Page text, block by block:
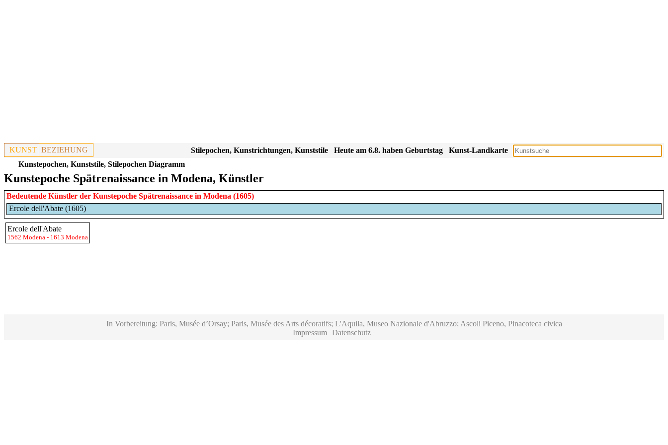
KUNST BEZIEHUNG Kunst-Landkarte
Heute am 6.8. haben Geburtstag
Stilepochen, Kunstrichtungen, Kunststile
Kunstepochen, Kunststile, Stilepochen Diagramm
Kunstepoche Spätrenaissance in Modena, Künstler
Bedeutende Künstler der Kunstepoche Spätrenaissance in Modena (1605)
Ercole dell'Abate (1605)
Ercole dell'Abate
1562 Modena - 1613 Modena
In Vorbereitung: Paris, Musée d’Orsay; Paris, Musée des Arts décoratifs; L'Aquila, Museo Nazionale d'Abruzzo; Ascoli Piceno, Pinacoteca civica
Impressum
Datenschutz